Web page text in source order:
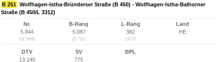
B 251 Wolfhagen-Istha-Bründerser Straße (B 450) - Wolfhagen-Istha-Balhorner
Straße (B 450/L 3312)
Nr.
5.844
(11.089)
B-Rang
5.087
(2.721)
L-Rang
382
(370)
Land
HE
DTV
13.140
SV
775
BPL